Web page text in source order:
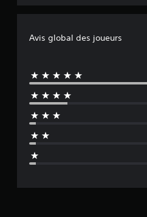
Avis global des joueurs